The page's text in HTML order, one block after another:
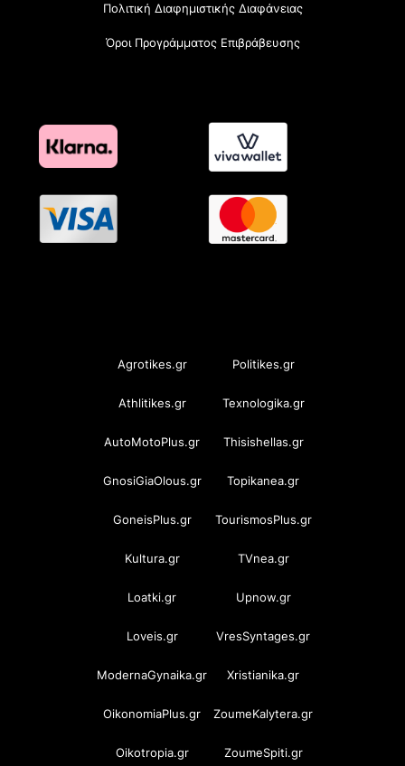
Πολιτική Διαφημιστικής Διαφάνειας
Όροι Προγράμματος Επιβράβευσης
Agrotikes.gr Politikes.gr
Athlitikes.gr Texnologika.gr
AutoMotoPlus.gr Thisishellas.gr
GnosiGiaOlous.gr Topikanea.gr
GoneisPlus.gr TourismosPlus.gr
Kultura.gr TVnea.gr
Loatki.gr Upnow.gr
Loveis.gr VresSyntages.gr
ModernaGynaika.gr Xristianika.gr
OikonomiaPlus.gr ZoumeKalytera.gr
Oikotropia.gr ZoumeSpiti.gr